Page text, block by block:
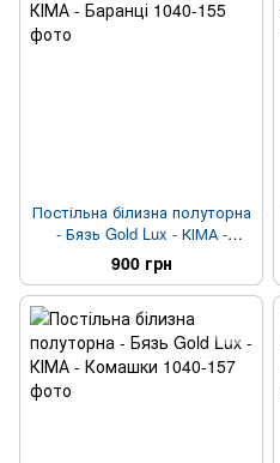
Постільна білизна полуторна
- Бязь Gold Lux - КІМА -
Баранці
900 грн